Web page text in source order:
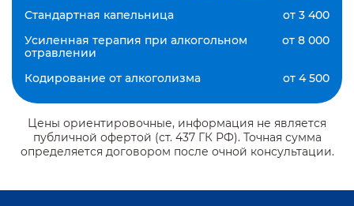
Стандартная капельница
от 3 400
Усиленная терапия при алкогольном
отравлении
от 8 000
Кодирование от алкоголизма от 4 500
Цены ориентировочные, информация не является
публичной офертой (ст. 437 ГК РФ). Точная сумма
определяется договором после очной консультации.